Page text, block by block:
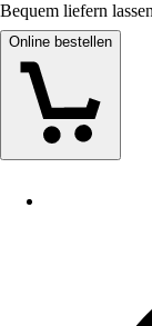
Bequem liefern lassen
Online bestellen